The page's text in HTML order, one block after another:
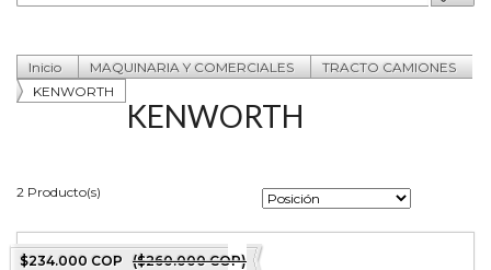
Inicio MAQUINARIA Y COMERCIALES
TRACTO CAMIONES
KENWORTH
KENWORTH
2 Producto(s)
$234.000 COP ($260.000 COP)